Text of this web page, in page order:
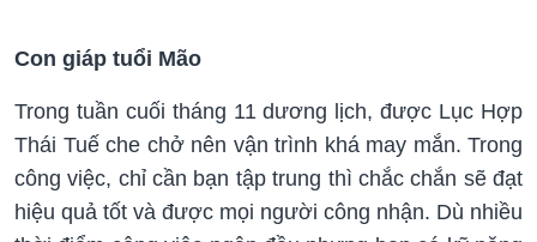
Con giáp tuổi Mão
Trong tuần cuối tháng 11 dương lịch, được Lục Hợp
Thái Tuế che chở nên vận trình khá may mắn. Trong
công việc, chỉ cần bạn tập trung thì chắc chắn sẽ đạt
hiệu quả tốt và được mọi người công nhận. Dù nhiều